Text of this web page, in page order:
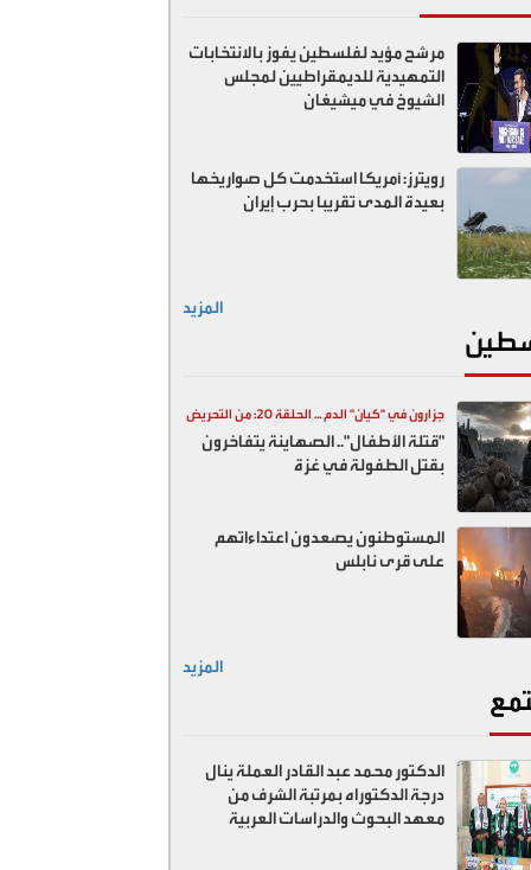
مرشح مؤيد لفلسطين يفوز بالانتخابات
التمهيدية للديمقراطيين لمجلس
الشيوخ في ميشيغان
رويترز: أمريكا استخدمت كل صواريخها
بعيدة المدى تقريبا بحرب إيران
المزيد
جزارون في "كيان" الدم ... الحلقة 20: من التحريض
السياسي إلى المقابر الجماعية
"قتلة الأطفال".. الصهاينة يتفاخرون
بقتل الطفولة في غزة
المستوطنون يصعدون اعتداءاتهم
على قرى نابلس
المزيد
الدكتور محمد عبد القادر العملة ينال
درجة الدكتوراه بمرتبة الشرف من
معهد البحوث والدراسات العربية